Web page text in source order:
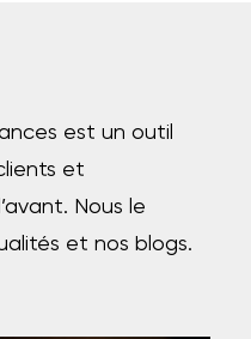
est un outil
et
Nous le
et nos blogs.